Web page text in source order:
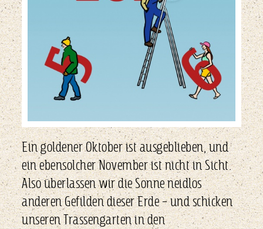
Ein goldener Oktober ist ausgeblieben, und
ein ebensolcher November ist nicht in Sicht.
Also überlassen wir die Sonne neidlos
anderen Gefilden dieser Erde – und schicken
unseren Trassengarten in den